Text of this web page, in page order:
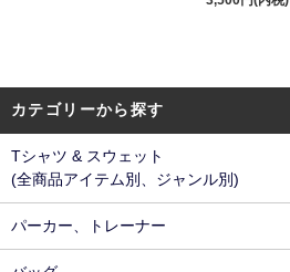
カテゴリーから探す
Tシャツ & スウェット
(全商品アイテム別、ジャンル別)
パーカー、トレーナー